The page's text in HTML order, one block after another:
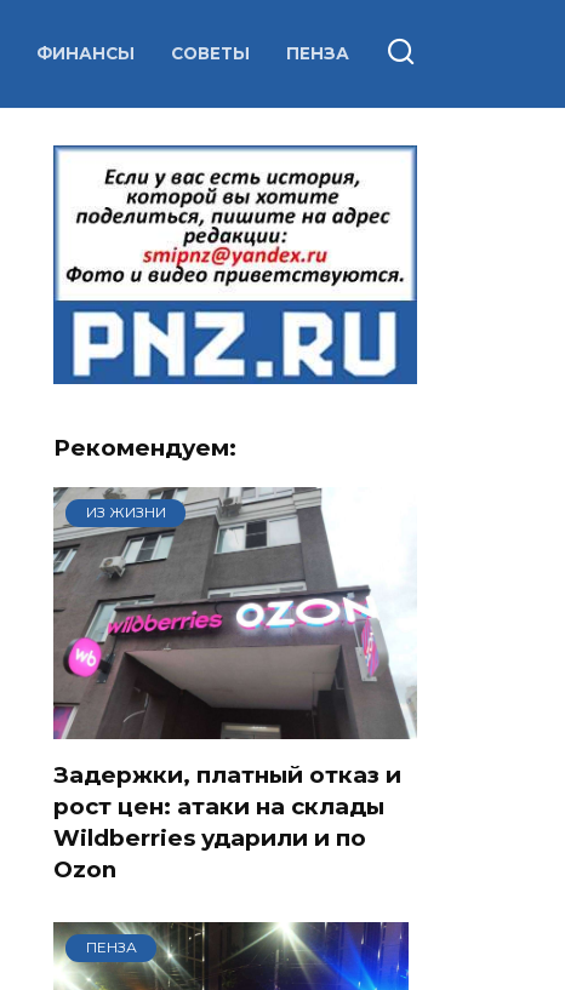
ФИНАНСЫ СОВЕТЫ ПЕНЗА
Рекомендуем:
ИЗ ЖИЗНИ
Задержки, платный отказ и
рост цен: атаки на склады
Wildberries ударили и по
Ozon
ПЕНЗА